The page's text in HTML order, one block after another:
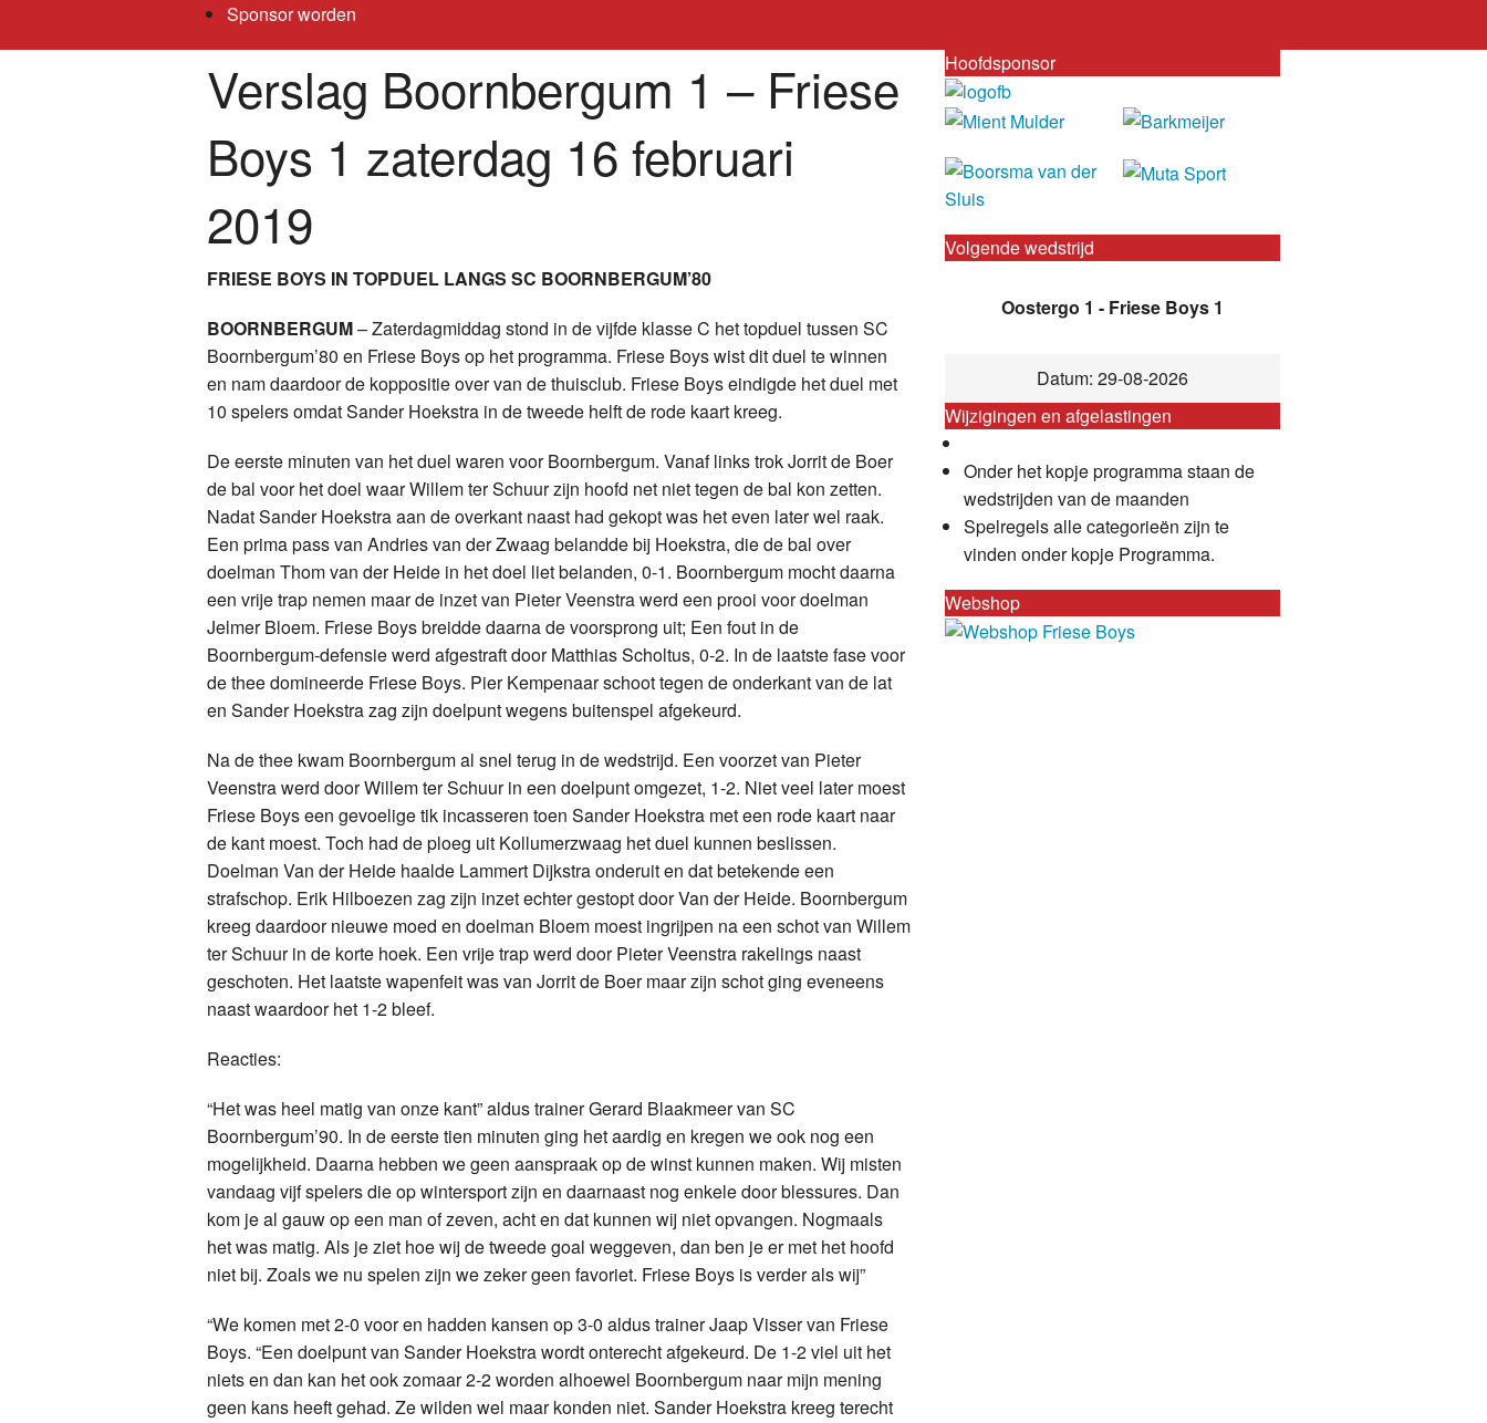
Sponsor worden
Verslag Boornbergum 1 – Friese
Boys 1 zaterdag 16 februari
2019
FRIESE BOYS IN TOPDUEL LANGS SC BOORNBERGUM’80
BOORNBERGUM– Zaterdagmiddag stond in de vijfde klasse C het topduel tussen SC
Boornbergum’80 en Friese Boys op het programma. Friese Boys wist dit duel te winnen
en nam daardoor de koppositie over van de thuisclub. Friese Boys eindigde het duel met
10 spelers omdat Sander Hoekstra in de tweede helft de rode kaart kreeg.
De eerste minuten van het duel waren voor Boornbergum. Vanaf links trok Jorrit de Boer
de bal voor het doel waar Willem ter Schuur zijn hoofd net niet tegen de bal kon zetten.
Nadat Sander Hoekstra aan de overkant naast had gekopt was het even later wel raak.
Een prima pass van Andries van der Zwaag belandde bij Hoekstra, die de bal over
doelman Thom van der Heide in het doel liet belanden, 0-1. Boornbergum mocht daarna
een vrije trap nemen maar de inzet van Pieter Veenstra werd een prooi voor doelman
Jelmer Bloem. Friese Boys breidde daarna de voorsprong uit; Een fout in de
Boornbergum-defensie werd afgestraft door Matthias Scholtus, 0-2. In de laatste fase voor
de thee domineerde Friese Boys. Pier Kempenaar schoot tegen de onderkant van de lat
en Sander Hoekstra zag zijn doelpunt wegens buitenspel afgekeurd.
Na de thee kwam Boornbergum al snel terug in de wedstrijd. Een voorzet van Pieter
Veenstra werd door Willem ter Schuur in een doelpunt omgezet, 1-2. Niet veel later moest
Friese Boys een gevoelige tik incasseren toen Sander Hoekstra met een rode kaart naar
de kant moest. Toch had de ploeg uit Kollumerzwaag het duel kunnen beslissen.
Doelman Van der Heide haalde Lammert Dijkstra onderuit en dat betekende een
strafschop. Erik Hilboezen zag zijn inzet echter gestopt door Van der Heide. Boornbergum
kreeg daardoor nieuwe moed en doelman Bloem moest ingrijpen na een schot van Willem
ter Schuur in de korte hoek. Een vrije trap werd door Pieter Veenstra rakelings naast
geschoten. Het laatste wapenfeit was van Jorrit de Boer maar zijn schot ging eveneens
naast waardoor het 1-2 bleef.
Reacties:
“Het was heel matig van onze kant” aldus trainer Gerard Blaakmeer van SC
Boornbergum’90. In de eerste tien minuten ging het aardig en kregen we ook nog een
mogelijkheid. Daarna hebben we geen aanspraak op de winst kunnen maken. Wij misten
vandaag vijf spelers die op wintersport zijn en daarnaast nog enkele door blessures. Dan
kom je al gauw op een man of zeven, acht en dat kunnen wij niet opvangen. Nogmaals
het was matig. Als je ziet hoe wij de tweede goal weggeven, dan ben je er met het hoofd
niet bij. Zoals we nu spelen zijn we zeker geen favoriet. Friese Boys is verder als wij”
“We komen met 2-0 voor en hadden kansen op 3-0 aldus trainer Jaap Visser van Friese
Boys. “Een doelpunt van Sander Hoekstra wordt onterecht afgekeurd. De 1-2 viel uit het
niets en dan kan het ook zomaar 2-2 worden alhoewel Boornbergum naar mijn mening
geen kans heeft gehad. Ze wilden wel maar konden niet. Sander Hoekstra kreeg terecht
Hoofdsponsor
Volgende wedstrijd
Oostergo 1 - Friese Boys 1
Datum: 29-08-2026
Wijzigingen en afgelastingen
Onder het kopje programma staan de
wedstrijden van de maanden
Spelregels alle categorieën zijn te
vinden onder kopje Programma.
Webshop